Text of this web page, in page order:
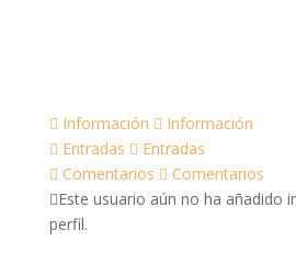
Información
Información
Entradas
Entradas
Comentarios
Comentarios
Este usuario aún no ha añadido
perfil.